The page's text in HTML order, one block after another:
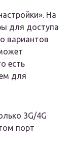
На
для доступа
вариантов
есть
для
3G/4G
порт